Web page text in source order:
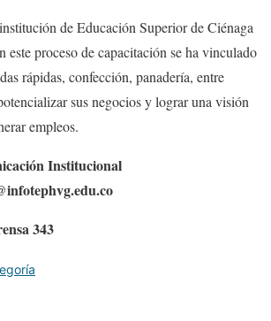
de Educación Superior de Ciénaga
este proceso de capacitación se ha vinculado
rápidas, confección, panadería, entre
sus negocios y lograr una visión
empleos.
Institucional
343